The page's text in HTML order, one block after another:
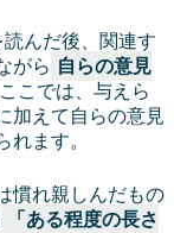
読んだ後、関連す
がら 自らの意見
こでは、与えら
加えて自らの意見
れます。
慣れ親しんだもの
「ある程度の長さ